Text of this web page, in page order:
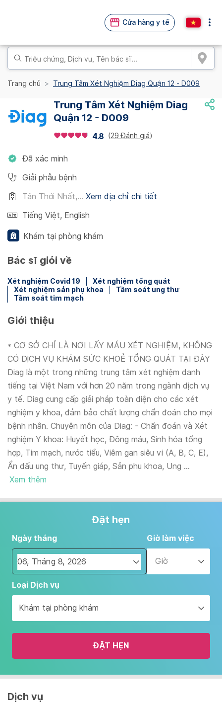
Cửa hàng y tế
Trang chủ Trung Tâm Xét Nghiệm Diag Quận 12 - D009
Trung Tâm Xét Nghiệm Diag
Quận 12 - D009
4.8 (29 Đánh giá)
Đã xác minh
Giải phẫu bệnh
Tân Thới Nhất,... Xem địa chỉ chi tiết
Tiếng Việt, English
Khám tại phòng khám
Bác sĩ giỏi về
Xét nghiệm Covid 19
Xét nghiệm tổng quát
Xét nghiệm sản phụ khoa
Tầm soát ung thư
Tầm soát tim mạch
Giới thiệu
* CƠ SỞ CHỈ LÀ NƠI LẤY MÁU XÉT NGHIỆM, KHÔNG
CÓ DỊCH VỤ KHÁM SỨC KHOẺ TỔNG QUÁT TẠI ĐÂY
Diag là một trong những trung tâm xét nghiệm danh
tiếng tại Việt Nam với hơn 20 năm trong ngành dịch vụ
y tế. Diag cung cấp giải pháp toàn diện cho các xét
nghiệm y khoa, đảm bảo chất lượng chẩn đoán cho mọi
bệnh nhân. Chuyên môn của Diag: - Chẩn đoán và Xét
nghiệm Y khoa: Huyết học, Đông máu, Sinh hóa tổng
hợp, Tim mạch, nước tiểu, Viêm gan siêu vi (A, B, C, E),
Ẩn dấu ung thư, Tuyến giáp, Sản phụ khoa, Ung ...
Xem thêm
Đặt hẹn
Ngày tháng
Navigate
forward
interact
with
the
and
date.
Giờ làm việc
Giờ
Loại Dịch vụ
Khám tại phòng khám
ĐẶT HẸN
Dịch vụ